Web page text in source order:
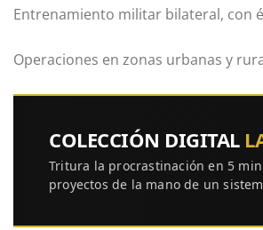
Entrenamiento militar bilateral, con
Operaciones en zonas urbanas y
COLECCIÓN DIGITAL
Tritura la procrastinación en 5
proyectos de la mano de un